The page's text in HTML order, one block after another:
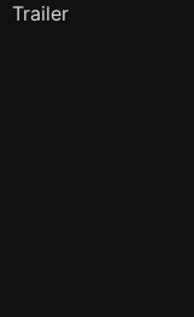
Trailer